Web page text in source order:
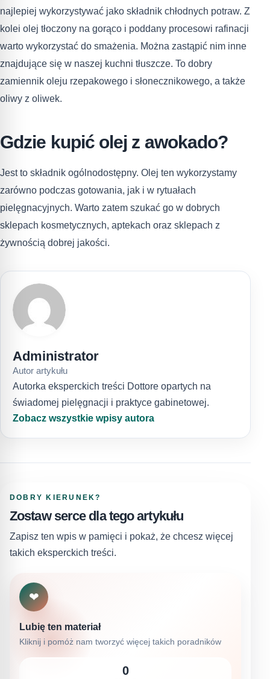
najlepiej wykorzystywać jako składnik chłodnych potraw. Z
kolei olej tłoczony na gorąco i poddany procesowi rafinacji
warto wykorzystać do smażenia. Można zastąpić nim inne
znajdujące się w naszej kuchni tłuszcze. To dobry
zamiennik oleju rzepakowego i słonecznikowego, a także
oliwy z oliwek.
Gdzie kupić olej z awokado?
Jest to składnik ogólnodostępny. Olej ten wykorzystamy
zarówno podczas gotowania, jak i w rytuałach
pielęgnacyjnych. Warto zatem szukać go w dobrych
sklepach kosmetycznych, aptekach oraz sklepach z
żywnością dobrej jakości.
Administrator
Autor artykułu
Autorka eksperckich treści Dottore opartych na
świadomej pielęgnacji i praktyce gabinetowej.
Zobacz wszystkie wpisy autora
DOBRY KIERUNEK?
Zostaw serce dla tego artykułu
Zapisz ten wpis w pamięci i pokaż, że chcesz więcej
takich eksperckich treści.
❤
Lubię ten materiał
Kliknij i pomóż nam tworzyć więcej takich poradników
0